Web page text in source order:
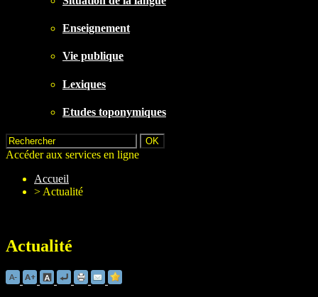
Enseignement
Vie publique
Lexiques
Etudes toponymiques
Accéder aux services en ligne
Accueil
> Actualité
Actualité